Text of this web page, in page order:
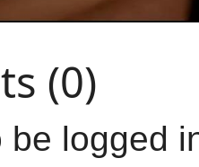
(0)
be logged